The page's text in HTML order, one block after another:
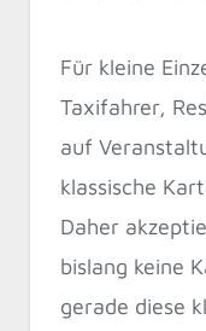
Für kleine
Taxifahrer,
auf
klassische
Daher
bislang keine
gerade diese